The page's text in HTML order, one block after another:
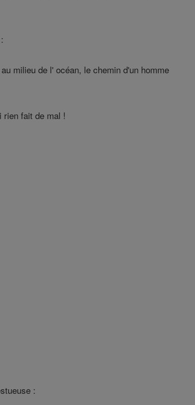
milieu de l' océan, le chemin d'un homme
rien fait de mal !
: